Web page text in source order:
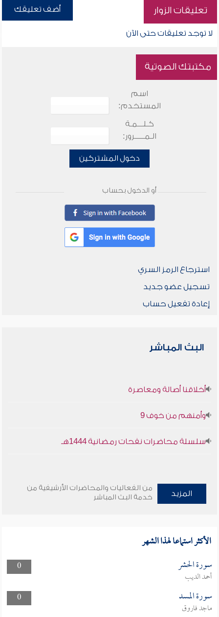
تعليقات الزوار أضف تعليقك
لا توجد تعليقات حتى الآن
مكتبتك الصوتية
اسم
المستخدم:
كـلـــمـة
الـمـــــرور:
دخول المشتركين
أو الدخول بحساب
استرجاع الرمز السري
تسجيل عضو جديد
إعادة تفعيل حساب
البث المباشر
أخلاقنا أصالة ومعاصرة
وأمنهم من خوف 9
سلسلة محاضرات نفحات رمضانية 1444هـ
المزيد
من الفعاليات والمحاضرات الأرشيفية من
خدمة البث المباشر
الأكثر استماعا لهذا الشهر
0 سورة الحشر
أحمد الديب
0
سورة المسد
ماجد فاروق